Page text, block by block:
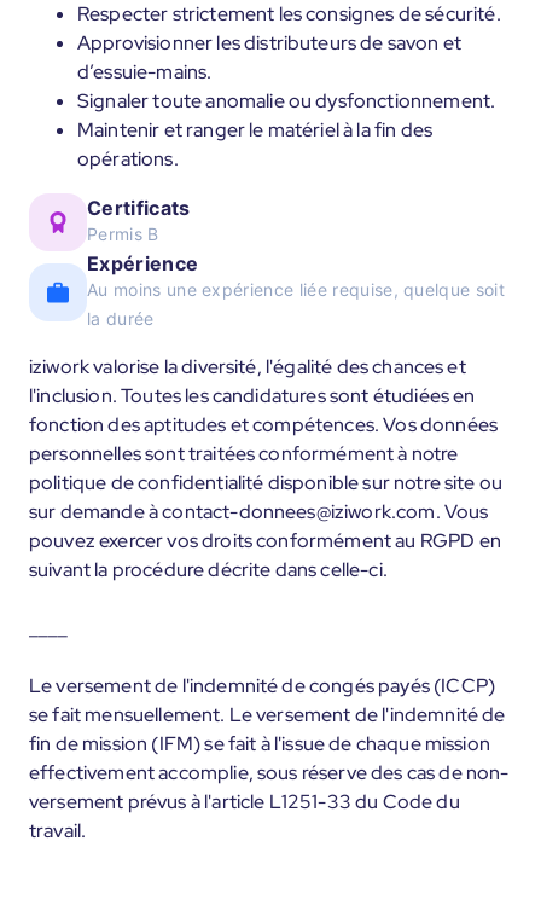
Respecter strictement les consignes de sécurité.
Approvisionner les distributeurs de savon et
d’essuie-mains.
Signaler toute anomalie ou dysfonctionnement.
Maintenir et ranger le matériel à la fin des
opérations.
Certificats
Permis B
Expérience
Au moins une expérience liée requise, quelque soit
la durée
iziwork valorise la diversité, l'égalité des chances et
l'inclusion. Toutes les candidatures sont étudiées en
fonction des aptitudes et compétences. Vos données
personnelles sont traitées conformément à notre
politique de confidentialité disponible sur notre site ou
sur demande à contact-donnees@iziwork.com. Vous
pouvez exercer vos droits conformément au RGPD en
suivant la procédure décrite dans celle-ci.
Le versement de l'indemnité de congés payés (ICCP)
se fait mensuellement. Le versement de l'indemnité de
fin de mission (IFM) se fait à l'issue de chaque mission
effectivement accomplie, sous réserve des cas de non-
versement prévus à l'article L1251-33 du Code du
travail.